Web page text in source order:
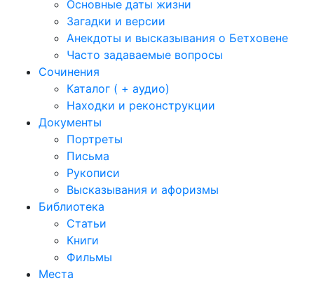
Основные даты жизни
Загадки и версии
Анекдоты и высказывания о Бетховене
Часто задаваемые вопросы
Сочинения
Каталог ( + аудио)
Находки и реконструкции
Документы
Портреты
Письма
Рукописи
Высказывания и афоризмы
Библиотека
Статьи
Книги
Фильмы
Места